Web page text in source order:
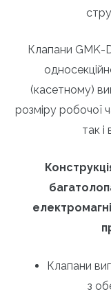
Клапани GMK-
(касетному)
розміру робочої
так і
Клапани
з